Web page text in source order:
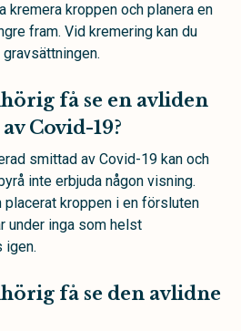
kremera kroppen och planera en
fram. Vid kremering kan du
få se en avliden
Covid-19?
smittad av Covid-19 kan och
inte erbjuda någon visning.
placerat kroppen i en försluten
under inga som helst
igen.
få se den avlidne